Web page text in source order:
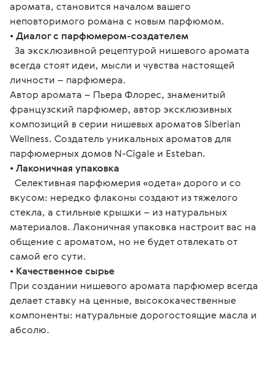
аромата, становится началом вашего
неповторимого романа с новым парфюмом.
• Диалог с парфюмером-создателем
За эксклюзивной рецептурой нишевого аромата
всегда стоят идеи, мысли и чувства настоящей
личности – парфюмера.
Автор аромата – Пьера Флорес, знаменитый
французский парфюмер, автор эксклюзивных
композиций в серии нишевых ароматов Siberian
Wellness. Создатель уникальных ароматов для
парфюмерных домов N-Cigale и Esteban.
• Лаконичная упаковка
Селективная парфюмерия «одета» дорого и со
вкусом: нередко флаконы создают из тяжелого
стекла, а стильные крышки – из натуральных
материалов. Лаконичная упаковка настроит вас на
общение с ароматом, но не будет отвлекать от
самой его сути.
• Качественное сырье
При создании нишевого аромата парфюмер всегда
делает ставку на ценные, высококачественные
компоненты: натуральные дорогостоящие масла и
абсолю.